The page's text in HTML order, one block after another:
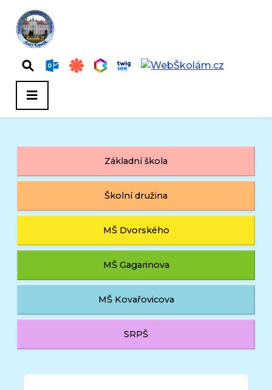
Základní škola
Školní družina
MŠ Dvorského
MŠ Gagarinova
MŠ Kovařovicova
SRPŠ